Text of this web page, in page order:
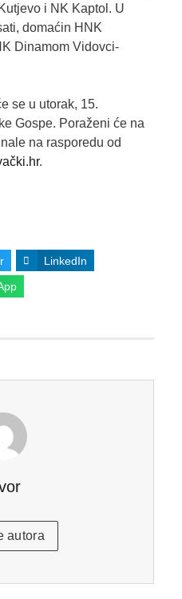
i NK Kaptol. U
domaćin HNK
Dinamom Vidovci-
se u utorak, 15.
Gospe. Poraženi će na
na rasporedu od
.
LinkedIn
autora